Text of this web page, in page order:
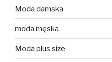
Moda damska
moda męska
Moda plus size